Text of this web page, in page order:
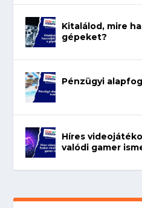
Kitalálod, mire
gépeket?
Pénzügyi
Híres
valódi gamer